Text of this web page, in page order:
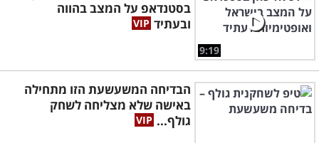
9:19
בסטנדאפ על המצב בהווה
ובעתיד
הבדיחה המשעשעת הזו מתחילה
באישה שלא מצליחה לשחק
גולף...